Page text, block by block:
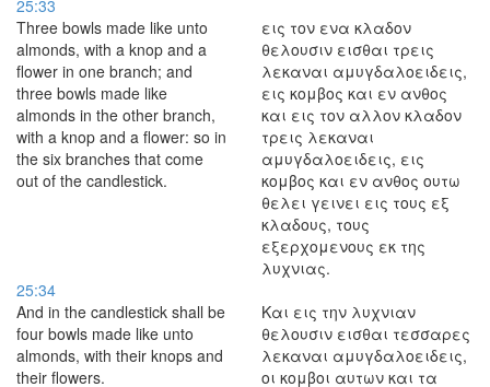
25:33
Three bowls made like unto
almonds, with a knop and a
flower in one branch; and
three bowls made like
almonds in the other branch,
with a knop and a flower: so in
the six branches that come
out of the candlestick.
εις τον ενα κλαδον
θελουσιν εισθαι τρεις
λεκαναι αμυγδαλοειδεις,
εις κομβος και εν ανθος
και εις τον αλλον κλαδον
τρεις λεκαναι
αμυγδαλοειδεις, εις
κομβος και εν ανθος ουτω
θελει γεινει εις τους εξ
κλαδους, τους
εξερχομενους εκ της
λυχνιας.
25:34
And in the candlestick shall be
four bowls made like unto
almonds, with their knops and
their flowers.
Και εις την λυχνιαν
θελουσιν εισθαι τεσσαρες
λεκαναι αμυγδαλοειδεις,
οι κομβοι αυτων και τα